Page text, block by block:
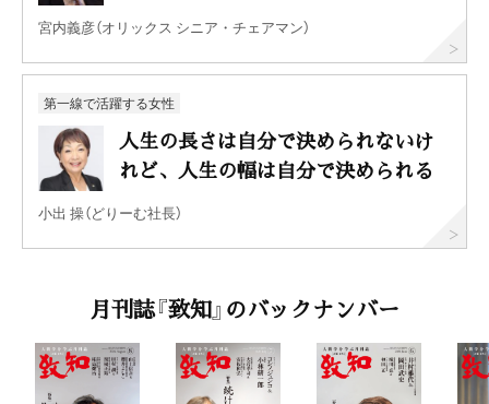
宮内義彦（オリックス シニア・チェアマン）
第一線で活躍する女性
人生の長さは自分で決められないけ
れど、人生の幅は自分で決められる
小出 操（どりーむ社長）
月刊誌『致知』のバックナンバー